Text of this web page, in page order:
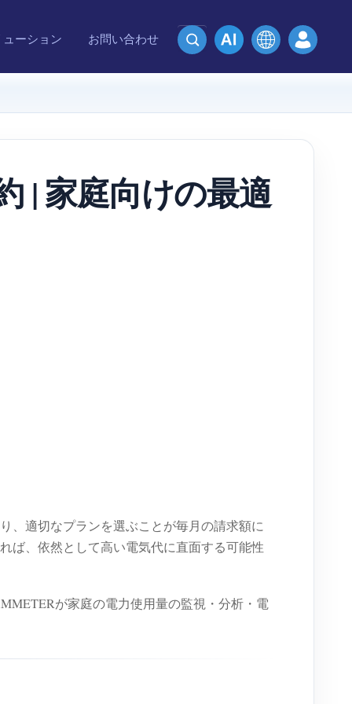
ューション お問い合わせ
| 家庭向けの最適
、適切なプランを選ぶことが毎月の請求額に
ば、依然として高い電気代に直面する可能性
が家庭の電力使用量の監視・分析・電